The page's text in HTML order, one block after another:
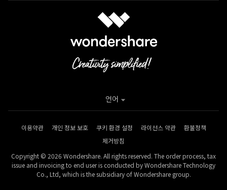
이용약관 개인 정보 보호 쿠키 환경 설정 라이선스 약관
환불정책
제거방침
Copyright © 2026 Wondershare. All rights reserved. The order process, tax
issue and invoicing to end user is conducted by Wondershare Technology
Co., Ltd, which is the subsidiary of Wondershare group.
언어